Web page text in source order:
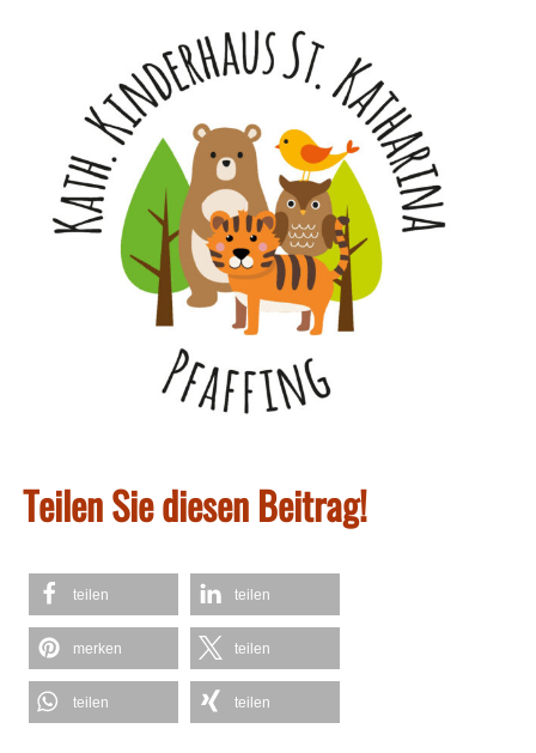
Teilen Sie diesen Beitrag!
teilen teilen
merken teilen
teilen teilen